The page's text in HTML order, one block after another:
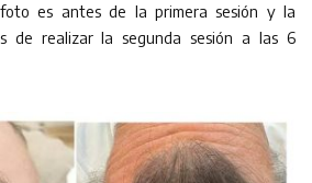
es antes de la primera sesión y la
de realizar la segunda sesión a las 6